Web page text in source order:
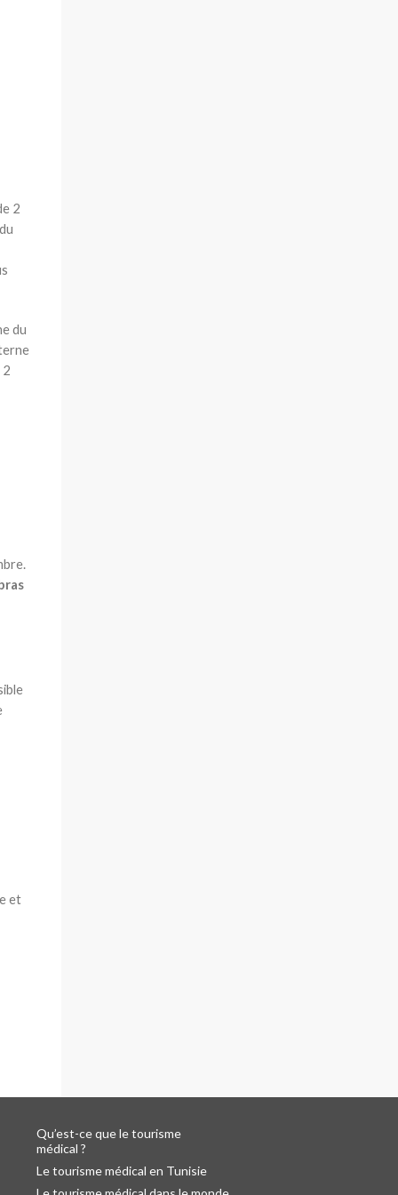
2
du
2
et
Qu’est-ce que le tourisme
médical ?
Le tourisme médical en Tunisie